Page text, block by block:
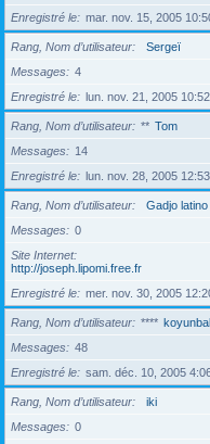
Enregistré le
mar. nov. 15, 2005
Rang, Nom d’utilisateur
Sergeï
Messages
4
Enregistré le
lun. nov. 21, 2005
Rang, Nom d’utilisateur ** Tom
Messages
14
Enregistré le
lun. nov. 28, 2005
Rang, Nom d’utilisateur
Gadjo latino
Messages
0
Site Internet
http://joseph.lipomi.free.fr
Enregistré le
mer. nov. 30, 2005
Rang, Nom d’utilisateur ****
Messages
48
Enregistré le
sam. déc. 10, 2005
Rang, Nom d’utilisateur
iki
Messages
0